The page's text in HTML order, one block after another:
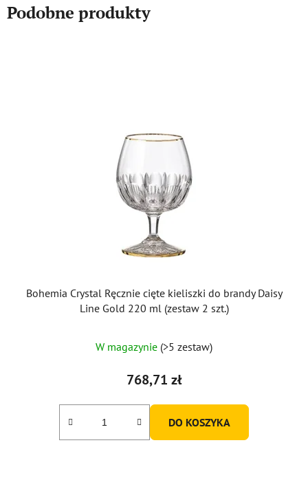
Podobne produkty
Bohemia Crystal Ręcznie cięte kieliszki do brandy Daisy
Line Gold 220 ml (zestaw 2 szt.)
W magazynie (>5 zestaw)
768,71 zł
DO KOSZYKA